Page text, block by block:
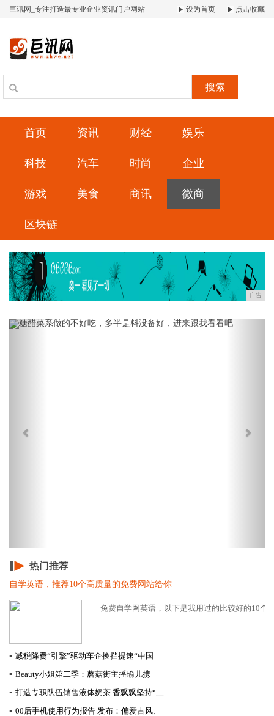
巨讯网_专注打造最专业企业资讯门户网站 设为首页 点击收藏
搜索
首页 资讯 财经 娱乐
科技 汽车 时尚 企业
游戏 美食 商讯 微商
区块链
广告
Previous
热门推荐
自学英语，推荐10个高质量的免费网站给你
免费自学网英语，以下是我用过的比较好的10个
▪ 减税降费“引擎”驱动车企换挡提速​“中国
▪ Beauty小姐第二季：蘑菇街主播瑜儿携
▪ 打造专职队伍销售液体奶茶 香飘飘坚持“二
▪ 00后手机使用行为报告 发布：偏爱古风、